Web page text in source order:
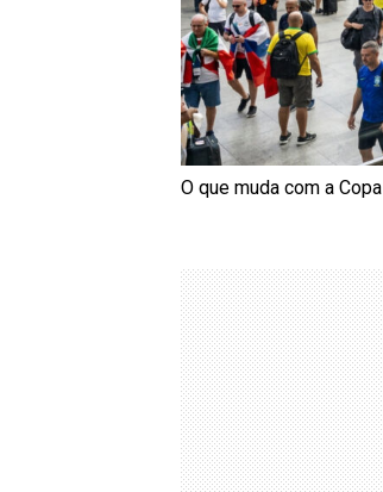
O que muda com a